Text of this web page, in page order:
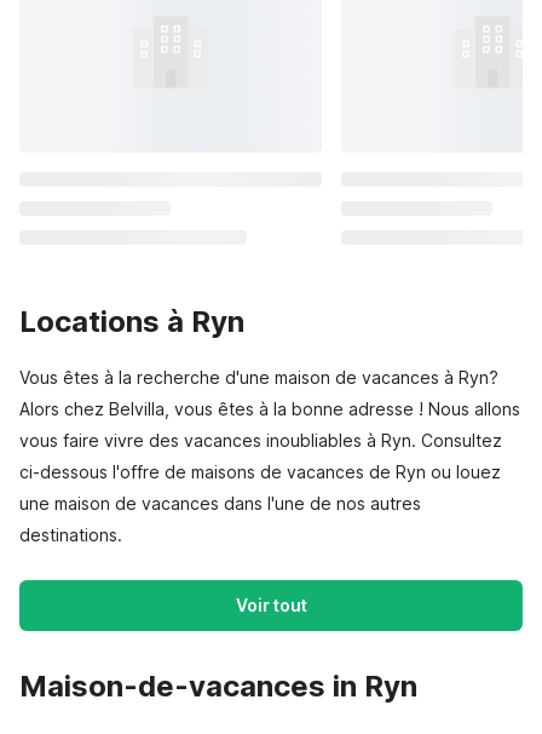
Locations à Ryn
Vous êtes à la recherche d'une maison de vacances à Ryn?
Alors chez Belvilla, vous êtes à la bonne adresse ! Nous allons
vous faire vivre des vacances inoubliables à Ryn. Consultez
ci-dessous l'offre de maisons de vacances de Ryn ou louez
une maison de vacances dans l'une de nos autres
destinations.
Voir tout
Maison-de-vacances in Ryn